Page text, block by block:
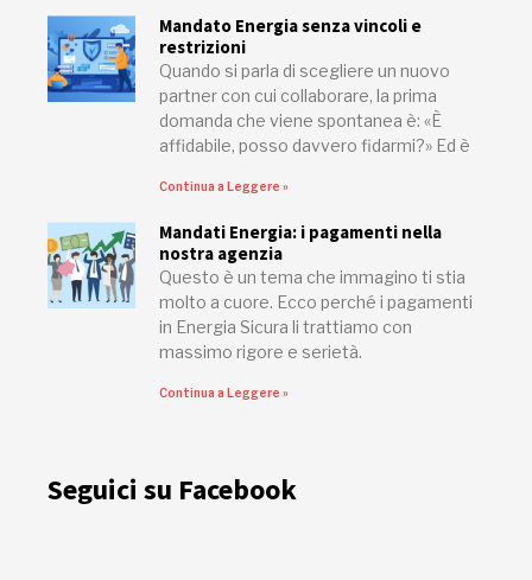
Mandato Energia senza vincoli e
restrizioni
Quando si parla di scegliere un nuovo
partner con cui collaborare, la prima
domanda che viene spontanea è: «È
affidabile, posso davvero fidarmi?» Ed è
Continua a Leggere »
Mandati Energia: i pagamenti nella
nostra agenzia
Questo è un tema che immagino ti stia
molto a cuore. Ecco perché i pagamenti
in Energia Sicura li trattiamo con
massimo rigore e serietà.
Continua a Leggere »
Seguici su Facebook